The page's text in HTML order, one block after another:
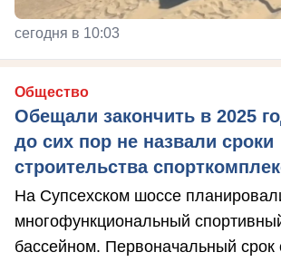
сегодня в 10:03
Общество
Обещали закончить в 2025
до сих пор не назвали сроки
строительства
На Супсехском шоссе
многофункциональный
бассейном. Первоначальный срок